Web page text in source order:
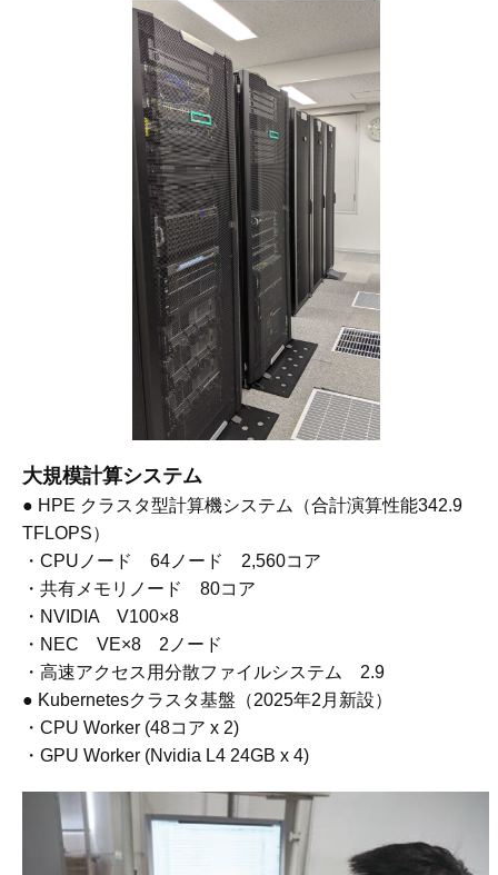
大規模計算システム
● HPE クラスタ型計算機システム（合計演算性能342.9
TFLOPS）
・CPUノード 64ノード 2,560コア
・共有メモリノード 80コア
・NVIDIA V100×8
・NEC VE×8 2ノード
・高速アクセス用分散ファイルシステム 2.9
● Kubernetesクラスタ基盤（2025年2月新設）
・CPU Worker (48コア x 2)
・GPU Worker (Nvidia L4 24GB x 4)